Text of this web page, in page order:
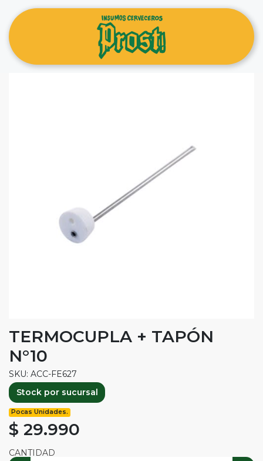
TERMOCUPLA + TAPÓN
N°10
SKU: ACC-FE627
Stock por sucursal
Pocas Unidades.
$ 29.990
CANTIDAD